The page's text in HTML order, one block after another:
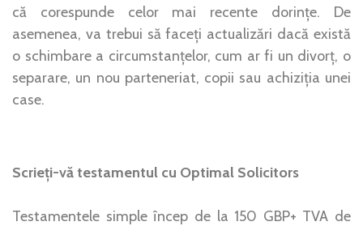
că corespunde celor mai recente dorințe. De
asemenea, va trebui să faceți actualizări dacă există
o schimbare a circumstanțelor, cum ar fi un divorț, o
separare, un nou parteneriat, copii sau achiziția unei
case.
Scrieți-vă testamentul cu Optimal Solicitors
Testamentele simple încep de la 150 GBP+ TVA de